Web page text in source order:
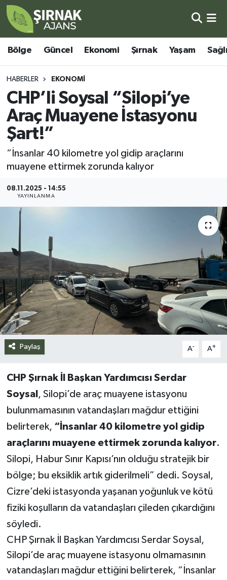
Bölge Güncel Ekonomi Şırnak Yaşam
HABERLER EKONOMI
CHP’li Soysal “Silopi’ye
Araç Muayene İstasyonu
Şart!”
“İnsanlar 40 kilometre yol gidip araçlarını
muayene ettirmek zorunda kalıyor
08.11.2025 - 14:55
YAYINLANMA
Paylaş A- A+
CHP Şırnak İl Başkan Yardımcısı Serdar
Soysal , Silopi’de araç muayene istasyonu
bulunmamasının vatandaşları mağdur ettiğini
belirterek, “İnsanlar 40 kilometre yol gidip
araçlarını muayene ettirmek zorunda kalıyor.
Silopi, Habur Sınır Kapısı’nın olduğu stratejik bir
bölge; bu eksiklik artık giderilmeli” dedi. Soysal,
Cizre’deki istasyonda yaşanan yoğunluk ve kötü
fiziki koşulların da vatandaşları çileden çıkardığını
söyledi.
CHP Şırnak İl Başkan Yardımcısı Serdar Soysal,
Silopi’de araç muayene istasyonu olmamasının
vatandaşları mağdur ettiğini belirterek, “İnsanlar
Bölge
Güncel
Ekonomi
Şırnak
Yaşam
Sağlık
Eğitim
Spor
Teknoloji
Yazarlar
Şırnak Nöbetçi Eczaneler
Şırnak Hava Durumu
Şirnak Namaz Vakitleri
Şırnak Trafik Yoğunluk Haritası
Süper Lig Puan Durumu ve Fikstür
Tüm Manşetler
Son Dakika Haberleri